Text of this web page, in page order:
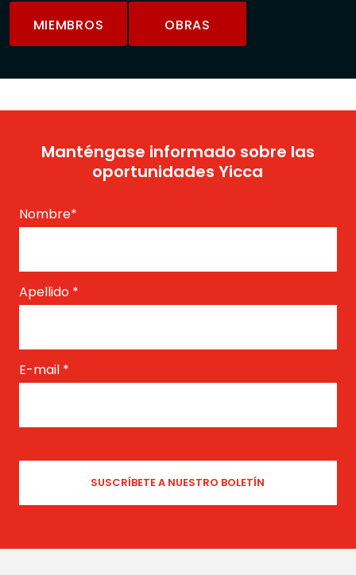
MIEMBROS OBRAS
Manténgase informado sobre las
oportunidades Yicca
Nombre*
Apellido *
E-mail *